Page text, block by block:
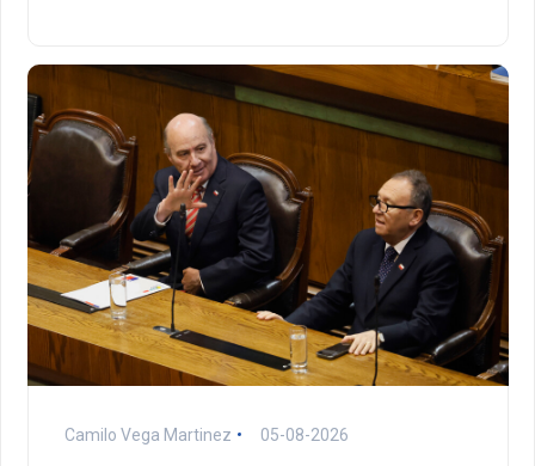
Camilo Vega Martinez 05-08-2026